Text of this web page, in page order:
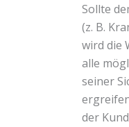
Sollte
(z. B.
wird die
alle
seiner
der